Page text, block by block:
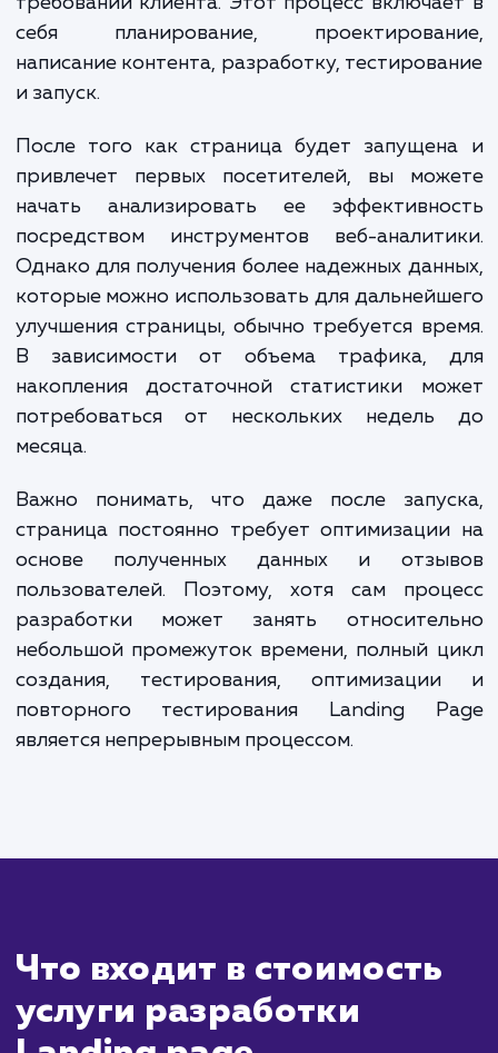
детального обсуждения ваших требований и целей
Мы готовы обсудить ваши потребности и предложить
индивидуальную оценку стоимости, которая будет
ориентировочными и могут меняться в зависимости от
конкретных требований проекта и опыта разработчиков
Landing Page. Независимо от ваших потребностей, мы
стремимся предложить решения, которые
вашему бюджету и помогают достичь ваших бизнес-
ЗАКАЗАТЬ УСЛУГИ
Сколько времени
ждать?
Разработка Landing Page (целевой
это процесс, который может
нескольких дней до нескольких
зависимости от сложности
привлечет первых посетителей, вы
начать анализировать ее
посредством инструментов веб-